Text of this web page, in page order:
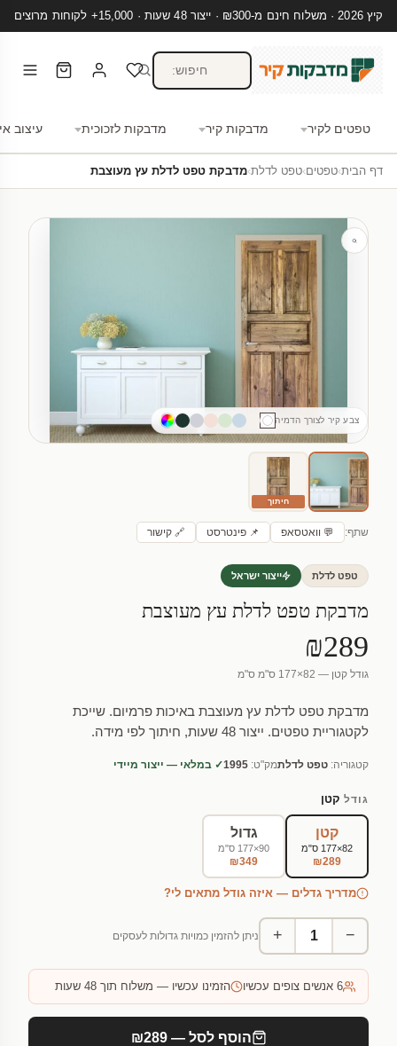
קיץ 2026 · משלוח חינם מ-₪300 · ייצור 48 שעות · 15,000+ לקוחות מרוצים
טפטים לקיר מדבקות קיר מדבקות לזכוכית עיצוב
דף הבית›טפטים›טפט לדלת›מדבקת טפט לדלת עץ מעוצבת
צבע קיר לצורך הדמיה
חיתוך
שתף: 💬 וואטסאפ 📌 פינטרסט 🔗 קישור
טפט לדלת ייצור ישראל
מדבקת טפט לדלת עץ מעוצבת
₪289
גודל קטן — 82×177 ס"מ ס"מ
מדבקת טפט לדלת עץ מעוצבת באיכות פרמיום. שייכת
לקטגוריית טפטים. ייצור 48 שעות, חיתוך לפי מידה.
קטגוריה: טפט לדלתמק"ט: 1995✓ במלאי — ייצור מיידי
גודל קטן
קטן
82×177 ס"מ
₪289
גדול
90×177 ס"מ
₪349
מדריך גדלים — איזה גודל מתאים לי?
−
+ ניתן להזמין כמויות גדולות לעסקים
6 אנשים צופים עכשיו הזמינו עכשיו — משלוח תוך 48 שעות
הוסף לסל — ₪289